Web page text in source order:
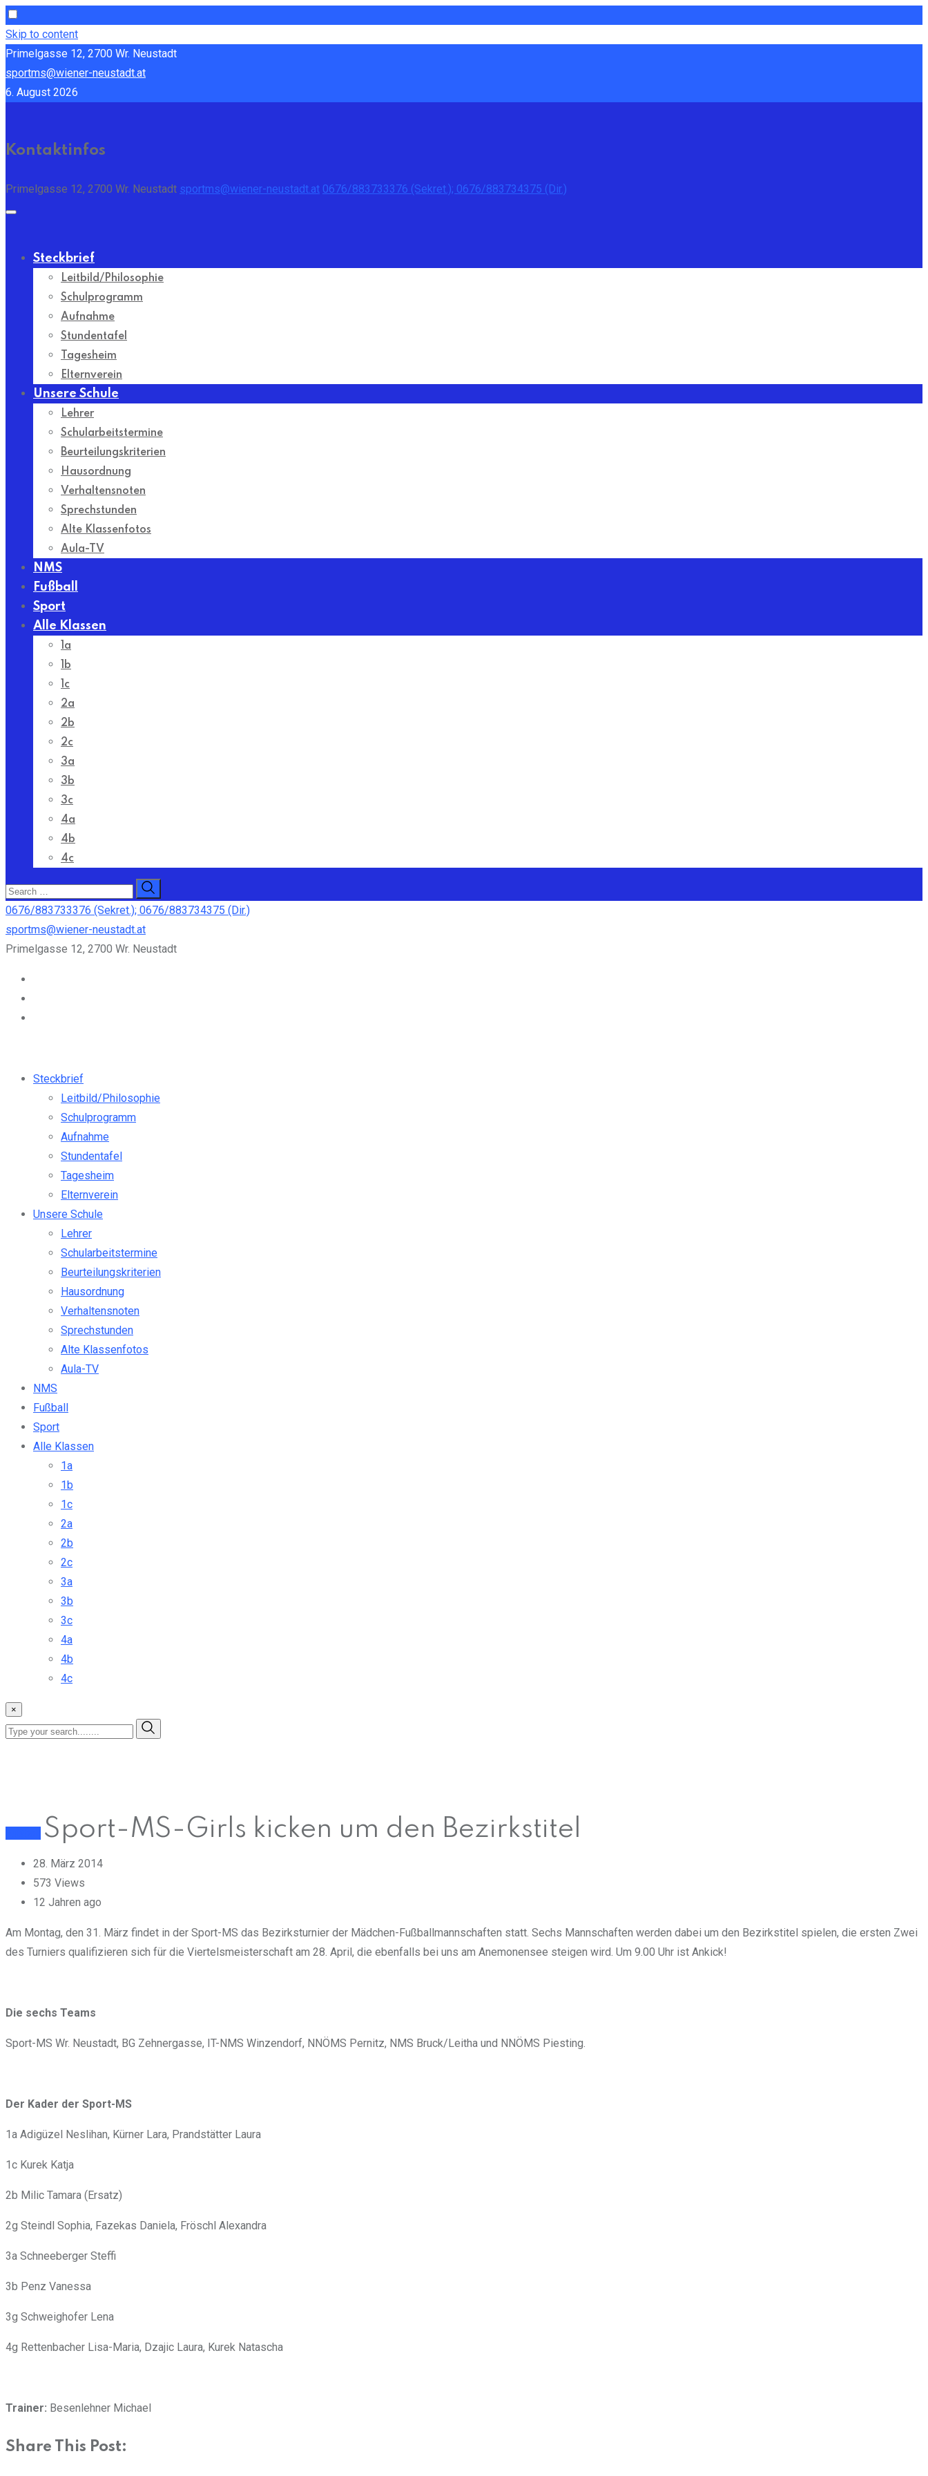
Skip to content
Primelgasse 12, 2700 Wr. Neustadt
sportms@wiener-neustadt.at
6. August 2026
Kontaktinfos
Primelgasse 12, 2700 Wr. Neustadt sportms@wiener-neustadt.at 0676/883733376 (Sekret.); 0676/883734375 (Dir.)
Steckbrief
Leitbild/Philosophie
Schulprogramm
Aufnahme
Stundentafel
Tagesheim
Elternverein
Unsere Schule
Lehrer
Schularbeitstermine
Beurteilungskriterien
Hausordnung
Verhaltensnoten
Sprechstunden
Alte Klassenfotos
Aula-TV
NMS
Fußball
Sport
Alle Klassen
1a
1b
1c
2a
2b
2c
3a
3b
3c
4a
4b
4c
0676/883733376 (Sekret.); 0676/883734375 (Dir.)
sportms@wiener-neustadt.at
Primelgasse 12, 2700 Wr. Neustadt
Steckbrief
Leitbild/Philosophie
Schulprogramm
Aufnahme
Stundentafel
Tagesheim
Elternverein
Unsere Schule
Lehrer
Schularbeitstermine
Beurteilungskriterien
Hausordnung
Verhaltensnoten
Sprechstunden
Alte Klassenfotos
Aula-TV
NMS
Fußball
Sport
Alle Klassen
1a
1b
1c
2a
2b
2c
3a
3b
3c
4a
4b
4c
×
Sport-MS-Girls kicken um den Bezirkstitel
28. März 2014
573 Views
12 Jahren ago
Am Montag, den 31. März findet in der Sport-MS das Bezirksturnier der Mädchen-Fußballmannschaften statt. Sechs Mannschaften werden dabei um den Bezirkstitel spielen, die ersten Zwei
des Turniers qualifizieren sich für die Viertelsmeisterschaft am 28. April, die ebenfalls bei uns am Anemonensee steigen wird. Um 9.00 Uhr ist Ankick!
Die sechs Teams
Sport-MS Wr. Neustadt, BG Zehnergasse, IT-NMS Winzendorf, NNÖMS Pernitz, NMS Bruck/Leitha und NNÖMS Piesting.
Der Kader der Sport-MS
1a Adigüzel Neslihan, Kürner Lara, Prandstätter Laura
1c Kurek Katja
2b Milic Tamara (Ersatz)
2g Steindl Sophia, Fazekas Daniela, Fröschl Alexandra
3a Schneeberger Steffi
3b Penz Vanessa
3g Schweighofer Lena
4g Rettenbacher Lisa-Maria, Dzajic Laura, Kurek Natascha
Trainer: Besenlehner Michael
Share This Post: